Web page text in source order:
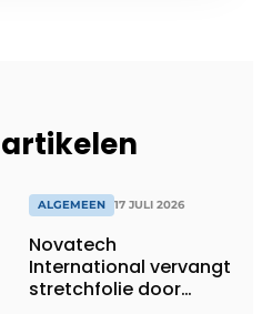
ALGEMEEN 17 JULI 2026
Novatech
International vervangt
stretchfolie door